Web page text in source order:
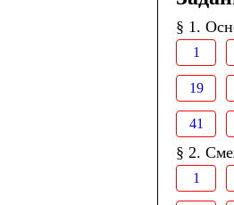
§ 1.
1
19
41
§ 2.
1